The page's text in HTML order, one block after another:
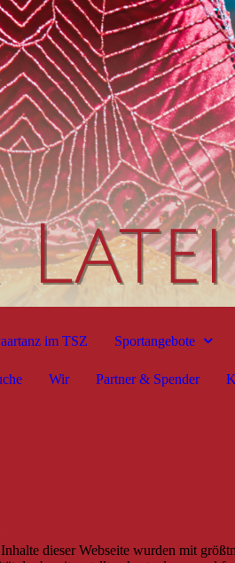
im TSZ Sportangebote
Wir Partner & Spender
dieser Webseite wurden mit